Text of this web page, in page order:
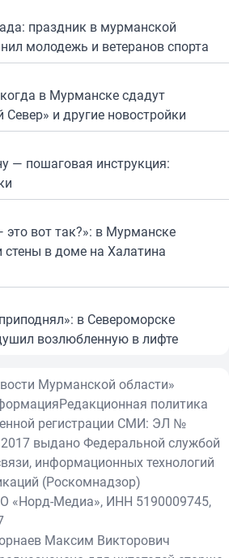
праздник в мурманской
молодежь и ветеранов спорта
в Мурманске сдадут
и другие новостройки
— пошаговая инструкция:
вот так?»: в Мурманске
в доме на Халатина
в Североморске
возлюбленную в лифте
Мурманской области»
Редакционная политика
регистрации СМИ: ЭЛ №
выдано Федеральной службой
информационных технологий
(Роскомнадзор)
«Норд-Медиа», ИНН 5190009745,
Максим Викторович